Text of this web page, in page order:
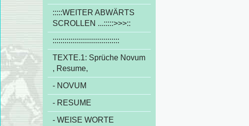
:::::WEITER ABWÄRTS
SCROLLEN ...:::::>>>::
::::::::::::::::::::::::::::::::::
TEXTE.1: Sprüche Novum
, Resume,
- NOVUM
- RESUME
- WEISE WORTE